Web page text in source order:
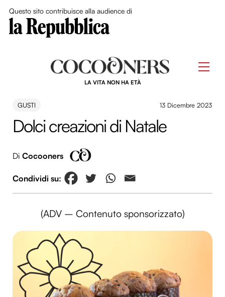
Questo sito contribuisce alla audience di
LA VITA NON HA ETÀ
GUSTI 13 Dicembre 2023
Dolci creazioni di Natale
Di Cocooners
(ADV – Contenuto sponsorizzato)